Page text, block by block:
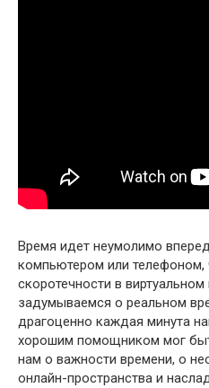
Время идет неумолимо
компьютером или телефоном,
скоротечности в
задумываемся о реальном
драгоценно каждая минута
хорошим помощником мог
нам о важности времени, о
онлайн-пространства и